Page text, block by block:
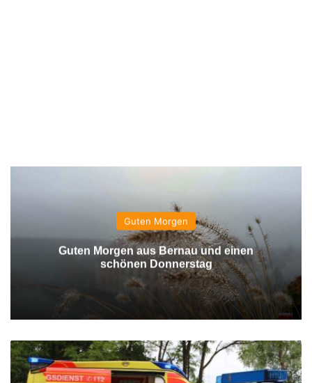
Guten Morgen
Guten Morgen aus Bernau und einen
schönen Donnerstag